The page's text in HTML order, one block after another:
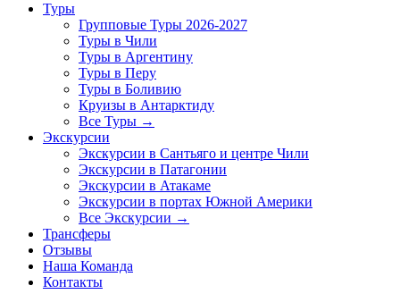
Туры
Групповые Туры 2026-2027
Туры в Чили
Туры в Аргентину
Туры в Перу
Туры в Боливию
Круизы в Антарктиду
Все Туры →
Экскурсии
Экскурсии в Сантьяго и центре Чили
Экскурсии в Патагонии
Экскурсии в Атакаме
Экскурсии в портах Южной Америки
Все Экскурсии →
Трансферы
Отзывы
Наша Команда
Контакты